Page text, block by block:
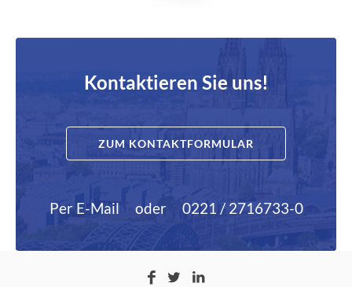
Kontaktieren Sie uns!
ZUM KONTAKTFORMULAR
Per E-Mail oder 0221 / 2716733-0